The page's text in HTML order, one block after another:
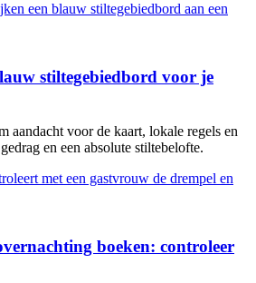
stiltegebiedbord voor je
aandacht voor de kaart, lokale regels en
en een absolute stiltebelofte.
boeken: controleer